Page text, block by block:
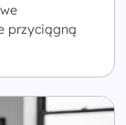
przyciągną